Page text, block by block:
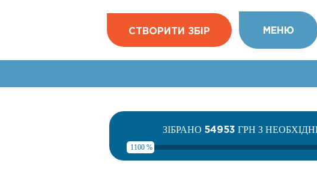
СТВОРИТИ ЗБІР МEНЮ
ЗІБРАНО 54953 ГРН З
1100 %